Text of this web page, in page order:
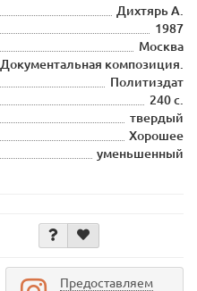
Дихтярь А.
1987
Москва
Документальная композиция.
Политиздат
240 с.
твердый
Хорошее
уменьшенный
Предоставляем